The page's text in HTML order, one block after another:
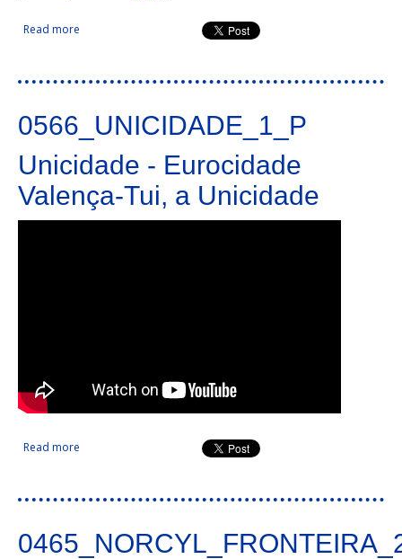
Read more about CENCYL FRONTEIRA - Comunidad de trabajo Castilla
y León - Centro de Portugal. Cooperación 2021 en la
0566_UNICIDADE_1_P
Unicidade - Eurocidade
Valença-Tui, a Unicidade
Read more about Unicidade - Eurocidade Valença-Tui, a Unicidade